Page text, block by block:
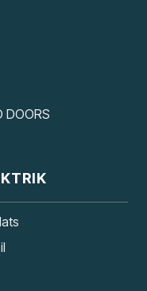
DOORS